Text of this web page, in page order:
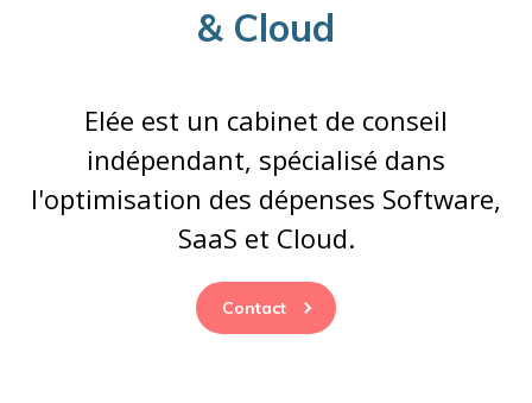
& Cloud
Elée est un cabinet de conseil
indépendant, spécialisé dans
l'optimisation des dépenses Software,
SaaS et Cloud.
Contact